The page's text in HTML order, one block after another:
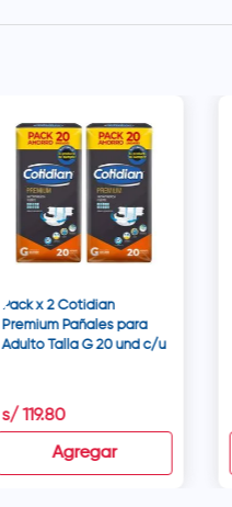
Pack x 2 Cotidian
Premium Pañales para
Adulto Talla G 20 und c/u
s/ 119.80
Agregar